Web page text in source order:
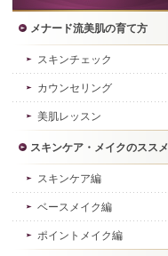
メナード流美肌の育て方
スキンチェック
カウンセリング
美肌レッスン
スキンケア・メイクのススメ
スキンケア編
ベースメイク編
ポイントメイク編